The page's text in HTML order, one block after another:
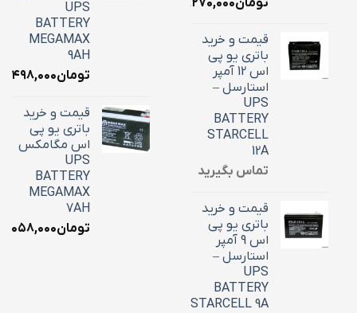
قیمت و خرید
باتری یو پی
اس 12 آمپر
استارسل –
UPS
BATTERY
STARCELL
12A
تماس بگیرید
قیمت و خرید
باتری یو پی
اس 9 آمپر
استارسل –
UPS
BATTERY
STARCELL 9A
UPS
BATTERY
MEGAMAX
9AH
تومان
قیمت و خرید
باتری یو پی
اس مگامکس
UPS
BATTERY
MEGAMAX
7AH
تومان